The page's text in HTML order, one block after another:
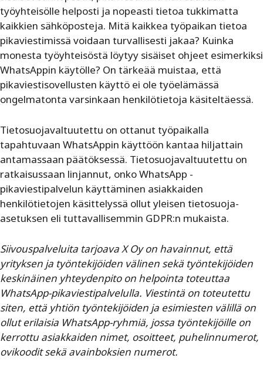
työyhteisölle helposti ja nopeasti tietoa tukkimatta
kaikkien sähköposteja. Mitä kaikkea työpaikan tietoa
pikaviestimissä voidaan turvallisesti jakaa? Kuinka
monesta työyhteisöstä löytyy sisäiset ohjeet esimerkiksi
WhatsAppin käytölle? On tärkeää muistaa, että
pikaviestisovellusten käyttö ei ole työelämässä
ongelmatonta varsinkaan henkilötietoja käsiteltäessä.
Tietosuojavaltuutettu on ottanut työpaikalla
tapahtuvaan WhatsAppin käyttöön kantaa hiljattain
antamassaan päätöksessä. Tietosuojavaltuutettu on
ratkaisussaan linjannut, onko WhatsApp -
pikaviestipalvelun käyttäminen asiakkaiden
henkilötietojen käsittelyssä ollut yleisen tietosuoja-
asetuksen eli tuttavallisemmin GDPR:n mukaista.
Siivouspalveluita tarjoava X Oy on havainnut, että
yrityksen ja työntekijöiden välinen sekä työntekijöiden
keskinäinen yhteydenpito on helpointa toteuttaa
WhatsApp-pikaviestipalvelulla. Viestintä on toteutettu
siten, että yhtiön työntekijöiden ja esimiesten välillä on
ollut erilaisia WhatsApp-ryhmiä, jossa työntekijöille on
kerrottu asiakkaiden nimet, osoitteet, puhelinnumerot,
ovikoodit sekä avainboksien numerot.